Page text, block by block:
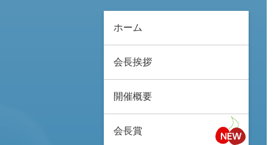
ホーム
会長挨拶
開催概要
会長賞